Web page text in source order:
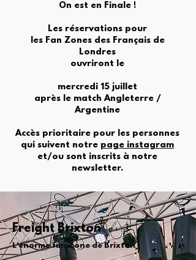
On est en Finale !
Les réservations pour
les Fan Zones des Français de
Londres
ouvriront le
mercredi 15 juillet
après le match Angleterre /
Argentine
Accès prioritaire pour les personnes
qui suivent notre page instagram
et/ou sont inscrits à notre
newsletter.
Freight Brixton
L'énorme fan Zone de Brixton !